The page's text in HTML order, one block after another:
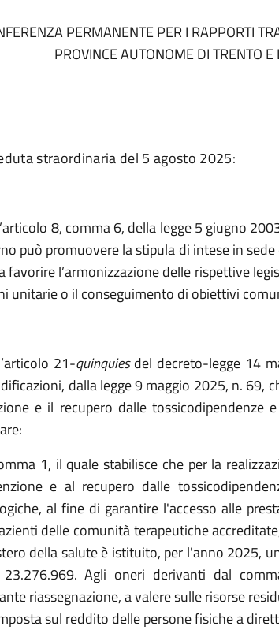
PERMANENTE PER I RAPPORTI
PROVINCE AUTONOME DI TRENTO
straordinaria del 5 agosto 2025:
8, comma 6, della legge 5 giugno
può promuovere la stipula di intese in
favorire l’armonizzazione delle rispettive
unitarie o il conseguimento di obiettivi
21-quinquiesdel decreto-legge 14
dalla legge 9 maggio 2025, n. 69,
e il recupero dalle tossicodipendenze
1, il quale stabilisce che per la
e al recupero dalle
al fine di garantire l'accesso alle
delle comunità terapeutiche
della salute è istituito, per l'anno 2025,
Agli oneri derivanti dal
riassegnazione, a valere sulle risorse
sul reddito delle persone fisiche a